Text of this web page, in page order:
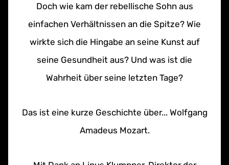
Doch wie kam der rebellische Sohn aus
einfachen Verhältnissen an die Spitze? Wie
wirkte sich die Hingabe an seine Kunst auf
seine Gesundheit aus? Und was ist die
Wahrheit über seine letzten Tage?
Das ist eine kurze Geschichte über... Wolfgang
Amadeus Mozart.